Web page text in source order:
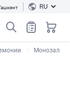
RU
Монозал